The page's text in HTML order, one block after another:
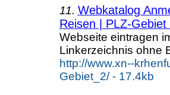
11. Webkatalog
Reisen | PLZ-Gebiet
Webseite eintragen
Linkerzeichnis ohne
http://www.xn--
Gebiet_2/ - 17.4kb